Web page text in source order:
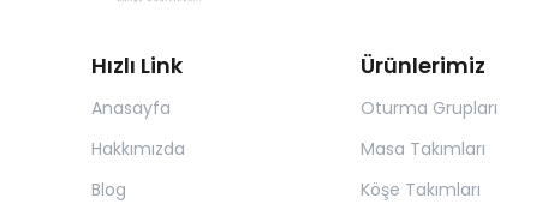
Hızlı Link
Anasayfa
Hakkımızda
Blog
Ürünlerimiz
Oturma Grupları
Masa Takımları
Köşe Takımları